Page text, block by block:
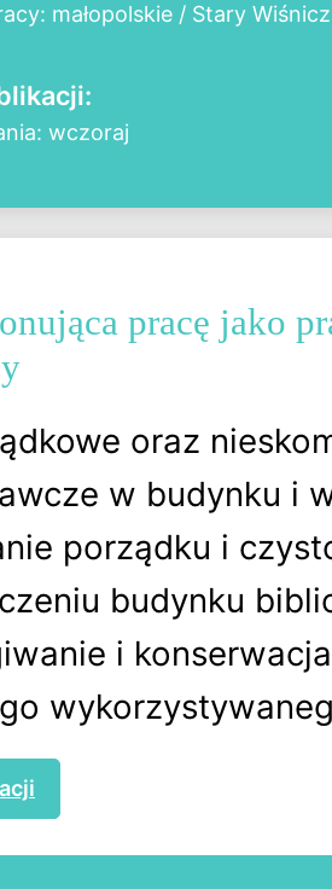
małopolskie / Stary Wiśnicz
wczoraj
pracę jako
oraz
w budynku i
porządku i
budynku
i